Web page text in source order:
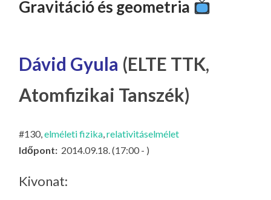
G
KI
Gravitáció és geometria
Dávid Gyula (ELTE TTK,
Atomfizikai Tanszék)
#130,elméleti fizika,relativitáselmélet
Időpont: 2014.09.18. (17:00 - )
Kivonat: